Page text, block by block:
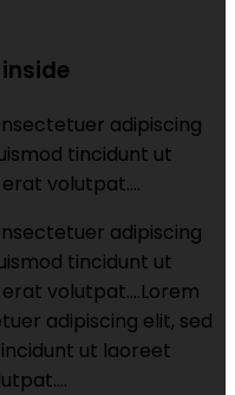
adipiscing
tincidunt ut
volutpat….
adipiscing
tincidunt ut
volutpat….Lorem
adipiscing elit, sed
ut laoreet